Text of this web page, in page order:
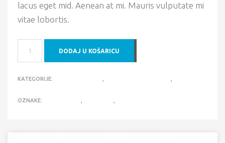
lacus eget mid. Aenean at mi. Mauris vulputate mi
vitae lobortis.
ADC
DODAJ U KOŠARICU
KATEGORIJE:
OZNAKE: